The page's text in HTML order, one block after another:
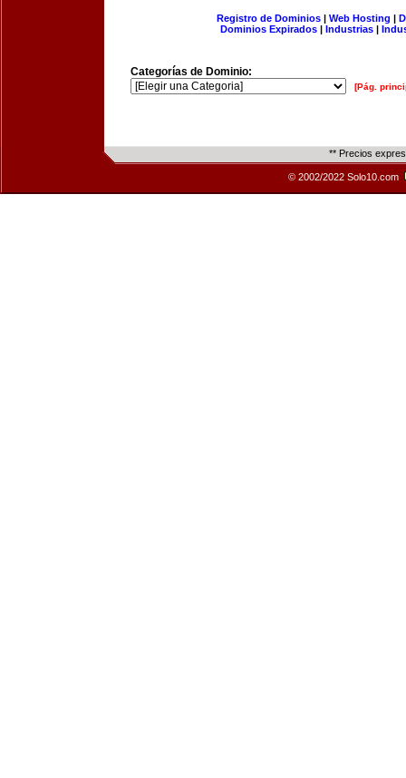
Registro de Dominios| Web Hosting |
Dominios Expirados | Industrias |
Categorías de Dominio:
[Pág.
** Precios
© 2002/2022 Solo10.com